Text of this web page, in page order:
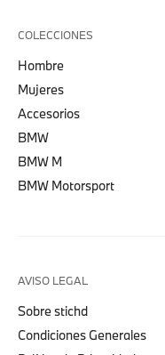
COLECCIONES
Hombre
Mujeres
Accesorios
BMW
BMW M
BMW Motorsport
AVISO LEGAL
Sobre stichd
Condiciones Generales